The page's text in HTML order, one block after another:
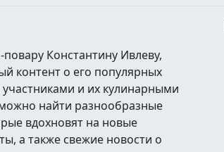
Константину Ивлеву,
контент о его популярных
и их кулинарными
найти разнообразные
вдохновят на новые
а также свежие новости о